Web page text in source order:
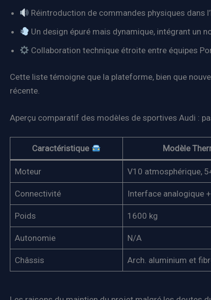
Réintroduction de commandes physiques dans
Un design épuré mais dynamique, intégrant un
Collaboration technique étroite entre équipes
Cette liste témoigne que la plateforme, bien que
récente.
Aperçu comparatif des modèles de sportives Audi :
Caractéristique Modèle
Moteur V10 atmosphérique,
Connectivité Interface analogique
Poids 1600 kg
Autonomie N/A
Châssis Arch. aluminium et